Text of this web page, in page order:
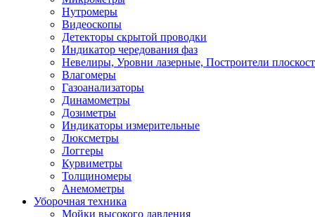
Нутромеры
Видеоскопы
Детекторы скрытой проводки
Индикатор чередования фаз
Невелиры, Уровни лазерные, Построители
Влагомеры
Газоанализаторы
Динамометры
Дозиметры
Индикаторы измерительные
Люксметры
Логгеры
Курвиметры
Толщиномеры
Анемометры
Уборочная техника
Мойки высокого давления